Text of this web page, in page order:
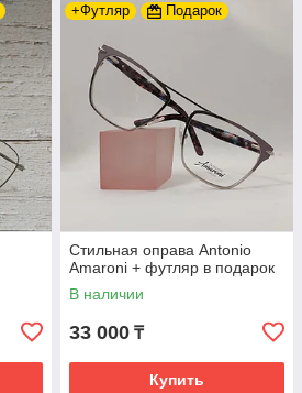
+Футляр Подарок
Стильная оправа Antonio
Amaroni + футляр в подарок
В наличии
33 000 ₸
Купить